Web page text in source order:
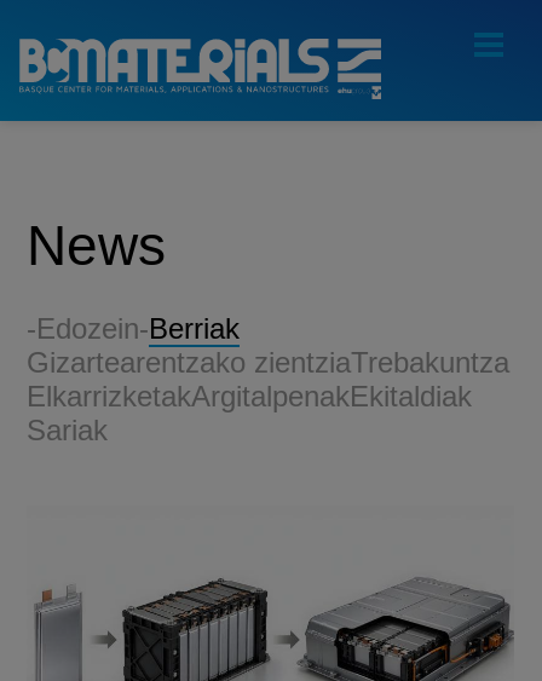
News
-Edozein-Berriak
Gizartearentzako zientziaTrebakuntza
ElkarrizketakArgitalpenakEkitaldiak
Sariak